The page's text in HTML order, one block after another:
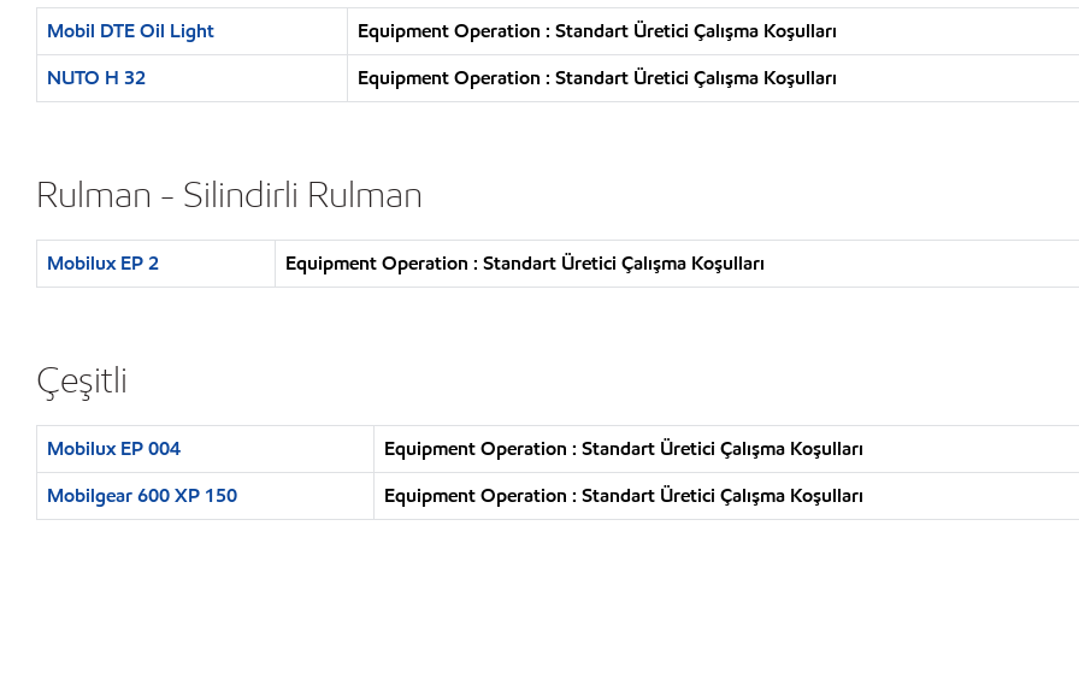
Mobil DTE Oil Light
Equipment Operation : Standart Üretici Çalışma Koşulları
NUTO H 32
Equipment Operation : Standart Üretici Çalışma Koşulları
Rulman - Silindirli Rulman
Mobilux EP 2 Equipment Operation : Standart Üretici Çalışma Koşulları
Çeşitli
Mobilux EP 004
Equipment Operation : Standart Üretici Çalışma Koşulları
Mobilgear 600 XP 150
Equipment Operation : Standart Üretici Çalışma Koşulları